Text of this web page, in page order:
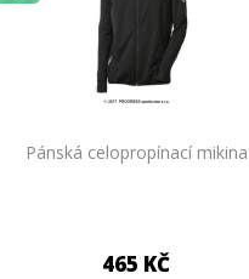
Pánská celopropínací mikina
465 KČ